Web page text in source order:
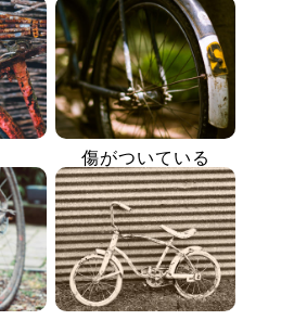
傷がついている